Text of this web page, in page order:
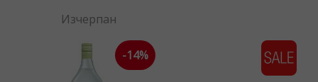
Изчерпан
-14%